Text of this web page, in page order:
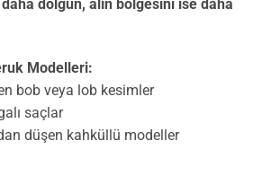
dolgun, alın bölgesini ise daha
Modelleri:
bob veya lob kesimler
saçlar
düşen kahküllü modeller